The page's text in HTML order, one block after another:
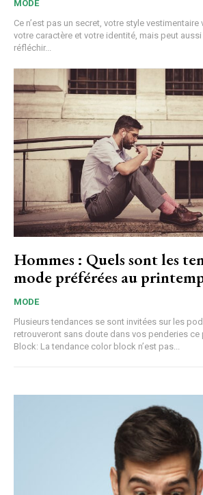
MODE
Ce n’est pas un secret, votre style vestimentaire
votre caractère et votre identité, mais peut
réfléchir...
Hommes : Quels sont les
mode préférées au
MODE
Plusieurs tendances se sont invitées sur les
retrouveront sans doute dans vos penderies ce
Block: La tendance color block n’est pas...